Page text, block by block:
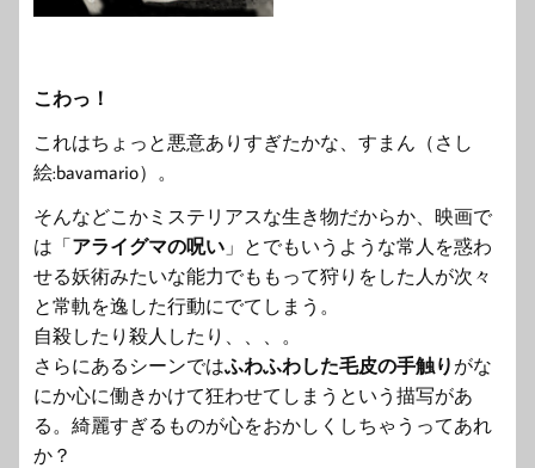
こわっ！
これはちょっと悪意ありすぎたかな、すまん（さし
絵:bavamario）。
そんなどこかミステリアスな生き物だからか、映画で
は「アライグマの呪い 」 とでもいうような常人を惑わ
せる妖術みたいな能力でももって狩りをした人が次々
と常軌を逸した行動にでてしまう。
自殺したり殺人したり、、、。
さらにあるシーンではふわふわした毛皮の手触り がな
にか心に働きかけて狂わせてしまうという描写があ
る。綺麗すぎるものが心をおかしくしちゃうってあれ
か？